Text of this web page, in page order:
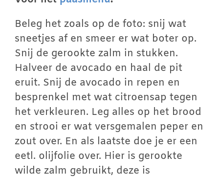
Beleg het zoals op de foto: snij wat
sneetjes af en smeer er wat boter op.
Snij de gerookte zalm in stukken.
Halveer de avocado en haal de pit
eruit. Snij de avocado in repen en
besprenkel met wat citroensap tegen
het verkleuren. Leg alles op het brood
en strooi er wat versgemalen peper en
zout over. En als laatste doe je er een
eetl. olijfolie over. Hier is gerookte
wilde zalm gebruikt, deze is